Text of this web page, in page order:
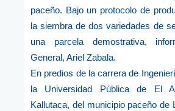
paceño. Bajo un protocolo de
la siembra de dos variedades de
una parcela demostrativa,
General, Ariel Zabala.
En predios de la carrera de
la Universidad Pública de El
Kallutaca, del municipio paceño de